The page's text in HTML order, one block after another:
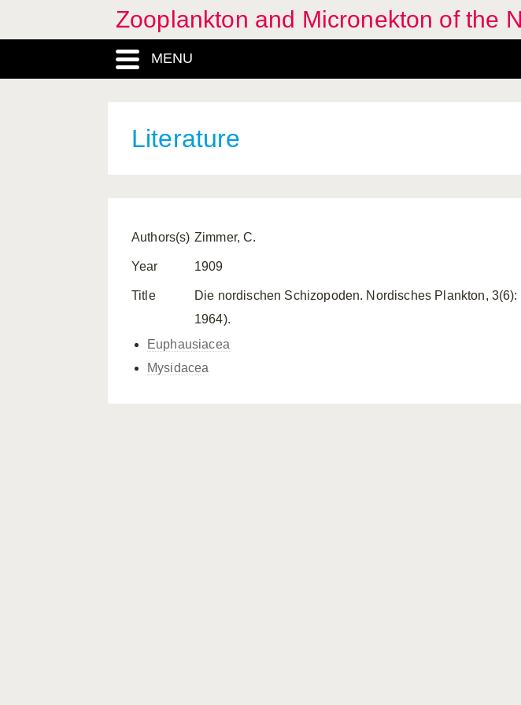
Zooplankton and Micronekton of the
MENU
Literature
Authors(s) Zimmer, C.
Year 1909
Title
Die nordischen Schizopoden. Nordisches Plankton,
1964).
Euphausiacea
Mysidacea